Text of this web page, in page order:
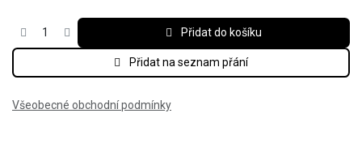
Přidat do košíku
Přidat na seznam přání
Všeobecné obchodní podmínky